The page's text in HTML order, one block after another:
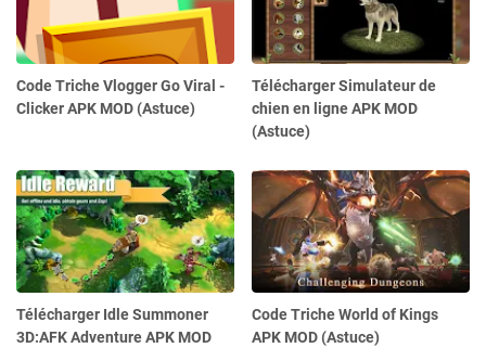
Code Triche Vlogger Go Viral -
Clicker APK MOD (Astuce)
Télécharger Simulateur de
chien en ligne APK MOD
(Astuce)
Télécharger Idle Summoner
3D:AFK Adventure APK MOD
Code Triche World of Kings
APK MOD (Astuce)